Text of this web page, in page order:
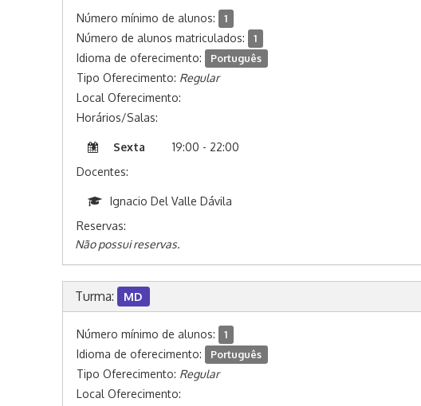
Número mínimo de alunos: 1
Número de alunos matriculados: 1
Idioma de oferecimento: Português
Tipo Oferecimento: Regular
Local Oferecimento:
Horários/Salas:
Sexta
19:00 - 22:00
Docentes:
Ignacio Del Valle Dávila
Reservas:
Não possui reservas.
Turma: MD
Número mínimo de alunos: 1
Idioma de oferecimento: Português
Tipo Oferecimento: Regular
Local Oferecimento: